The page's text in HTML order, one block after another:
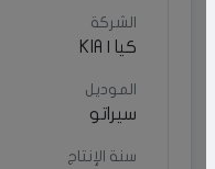
الشركة
كيا | KIA
الموديل
سيراتو
سنة الإنتاج